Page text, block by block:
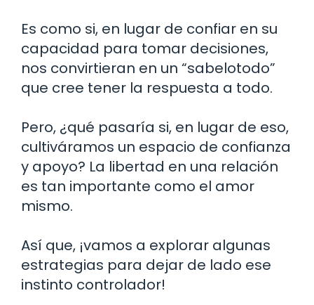
Es como si, en lugar de confiar en su
capacidad para tomar decisiones,
nos convirtieran en un “sabelotodo”
que cree tener la respuesta a todo.
Pero, ¿qué pasaría si, en lugar de eso,
cultiváramos un espacio de confianza
y apoyo? La libertad en una relación
es tan importante como el amor
mismo.
Así que, ¡vamos a explorar algunas
estrategias para dejar de lado ese
instinto controlador!